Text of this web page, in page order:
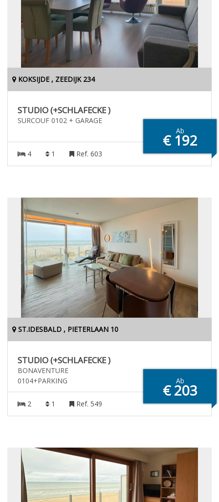
KOKSIJDE , ZEEDIJK 234
STUDIO (+SCHLAFECKE )
SURCOUF 0102 + GARAGE
Ab
€ 192
4 1 Ref. 603
ST.IDESBALD , PIETERLAAN 10
STUDIO (+SCHLAFECKE )
BONAVENTURE
0104+PARKING
Ab
€ 203
2 1 Ref. 549